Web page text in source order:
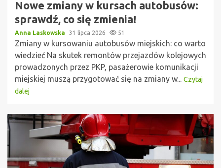
Nowe zmiany w kursach autobusów:
sprawdź, co się zmienia!
Anna Laskowska 31 lipca 2026 51
Zmiany w kursowaniu autobusów miejskich: co warto
wiedzieć Na skutek remontów przejazdów kolejowych
prowadzonych przez PKP, pasażerowie komunikacji
miejskiej muszą przygotować się na zmiany w... Czytaj
dalej